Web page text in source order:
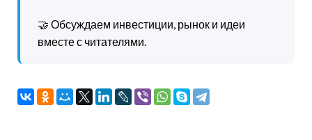
🤝 Обсуждаем инвестиции, рынок и идеи
вместе с читателями.